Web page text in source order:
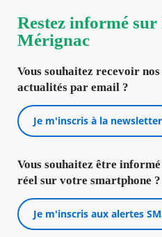
Restez informé
Mérignac
Vous souhaitez recevoir nos
actualités par email ?
Je m'inscris à la newsletter
Vous souhaitez être informé
réel sur votre smartphone ?
Je m'inscris aux alertes